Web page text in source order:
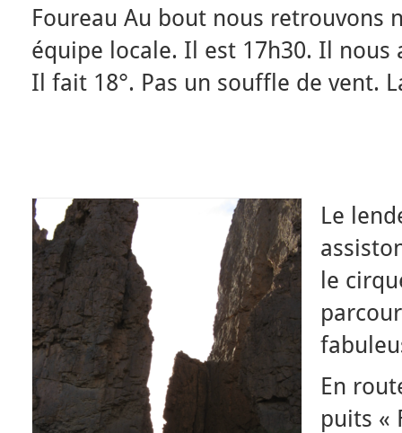
Foureau Au bout nous retrouvons
équipe locale. Il est 17h30. Il
Il fait 18°. Pas un souffle de vent.
Le
le
En
puits «